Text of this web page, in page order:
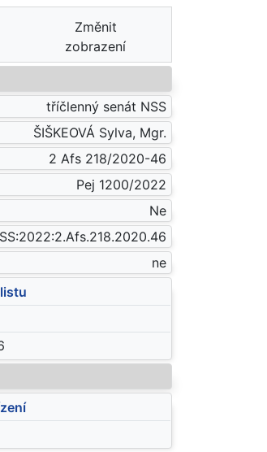
Změnit
zobrazení
tříčlenný senát NSS
ŠIŠKEOVÁ Sylva, Mgr.
2 Afs 218/2020-46
Pej 1200/2022
Ne
ne